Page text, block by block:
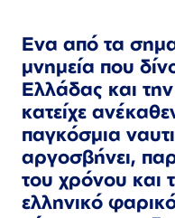
Ενα από τα
μνημεία που
Ελλάδας και
κατείχε
παγκόσμια
αργοσβήνει,
του χρόνου και
ελληνικό